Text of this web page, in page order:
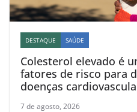
DESTAQUE SAÚDE
Colesterol elevado é
fatores de risco para
doenças
7 de agosto, 2026